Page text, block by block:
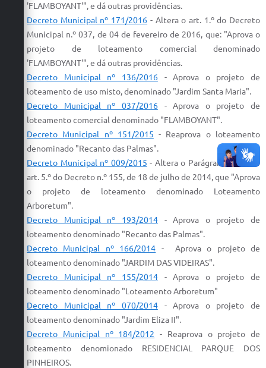
'FLAMBOYANT'", e dá outras providências.
Decreto Municipal nº 171/2016 - Altera o art. 1.º do Decreto
Municipal n.º 037, de 04 de fevereiro de 2016, que: "Aprovao
projeto de loteamento comercial denominado
'FLAMBOYANT'", e dá outras providências.
Decreto Municipal nº 136/2016-Aprova o projeto de
loteamentode uso misto, denominado "Jardim Santa Maria".
Decreto Municipal nº 037/2016-Aprova o projeto de
loteamentocomercial denominado "FLAMBOYANT".
Decreto Municipal nº 151/2015 - Reaprova o
loteamento
denominado "Recanto das Palmas".
Decreto Municipal nº 009/2015 - Altera o Parágrafo único do
art. 5.º do Decreto n.º 155, de 18 de julho de 2014, que "Aprova
o projeto de loteamento denominado Loteamento
Arboretum".
Decreto Municipal nº 193/2014-Aprova o projeto de
loteamentodenominado "Recanto das Palmas".
Decreto Municipal nº 166/2014 - Aprovao projetode
loteamentodenominado "JARDIM DAS VIDEIRAS".
Decreto Municipal nº 155/2014-Aprova o projeto de
loteamentodenominado "LoteamentoArboretum"
Decreto Municipal nº 070/2014-Aprova o projeto de
loteamentodenominado "Jardim Eliza II".
Decreto Municipal nº 184/2012 - Reaprovao projeto de
loteamento denomionado RESIDENCIAL
PARQUE DOS
PINHEIROS.